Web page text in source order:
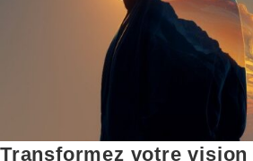
Transformez votre vision